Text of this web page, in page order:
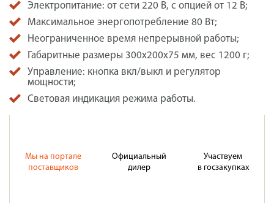
Электропитание: от сети 220 В, с опцией от 12 В;
Максимальное энергопотребление 80 Вт;
Неограниченное время непрерывной работы;
Габаритные размеры 300x200x75 мм, вес 1200 г;
Управление: кнопка вкл/выкл и регулятор
мощности;
Световая индикация режима работы.
Мы на портале
поставщиков
Официальный
дилер
Участвуем
в госзакупках